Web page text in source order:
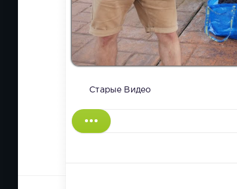
Старые Видео